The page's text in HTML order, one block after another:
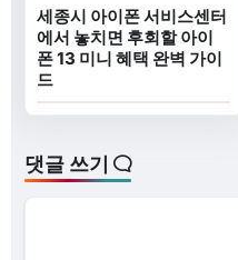
세종시 아이폰 서비스센터
에서 놓치면 후회할 아이
폰 13 미니 혜택 완벽 가이
드
댓글 쓰기